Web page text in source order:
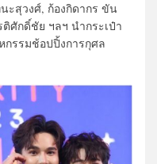
ะสุวงศ์, ก้องกิดากร ขัน
ศักดิ์ชัย ฯลฯ นำกระเป๋า
รรมช้อปปิ้งการกุศล